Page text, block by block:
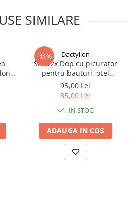
permite turnarea uniforma si
SIMILARE
-11% Dactylion
Set 12x Dop cu picurator
pentru bauturi, otel
inoxidabil, 10.8 x 2.9 cm,
negru
95,00 Lei
85,00 Lei
IN STOC
ADAUGA IN COS